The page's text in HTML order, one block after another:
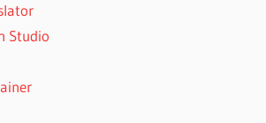
Studio